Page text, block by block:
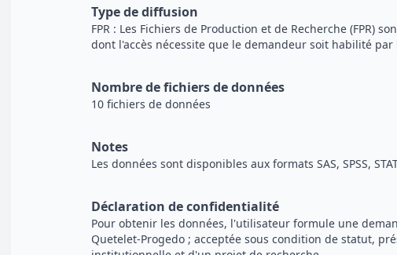
Type de diffusion
FPR : Les Fichiers de Production et de Recherche (FPR)
dont l'accès nécessite que le demandeur soit habilité
Nombre de fichiers de données
10 fichiers de données
Notes
Les données sont disponibles aux formats SAS, SPSS,
Déclaration de confidentialité
Pour obtenir les données, l'utilisateur formule une
Quetelet-Progedo ; acceptée sous condition de statut,